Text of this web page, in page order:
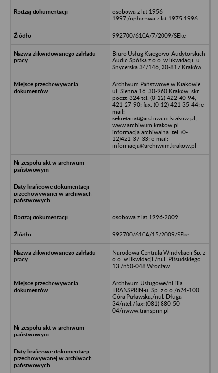
osobowa z lat 1956-
1997,/npłacowa z lat 1975-1996
992700/610A/7/2009/SEke
Biuro Usług Ksiegowo-Audytorskich
Audio Spółka z o.o. w likwidacji, ul.
Snycerska 34/146, 30-817 Kraków
Archiwum Państwowe w Krakowie
ul. Sienna 16, 30-960 Kraków, skr.
poczt. 324 tel. (0-12) 422-40-94;
421-27-90; fax. (0-12) 421-35-44; e-
mail:
sekretariat@archiwum.krakow.pl;
www.archiwum.krakow.pl
informacja archiwalna: tel. (0-
12)421-37-33; e-mail:
informacja@archiwum.krakow.pl
osobowa z lat 1996-2009
992700/610A/15/2009/SEke
Narodowa Centrala Windykacji Sp. z
o.o. w likwidacji,/nul. Piłsudskiego
13,/n50-048 Wrocław
Archiwum Usługowe/nFilia
TRANSPRIN-u, Sp. z o.o./n24-100
Góra Puławska,/nul. Długa
34/ntel./fax: (081) 880-50-
04/nwww.transprin.pl